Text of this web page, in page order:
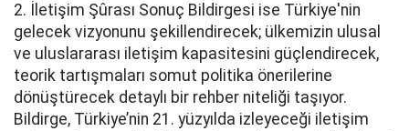
2. İletişim Şûrası Sonuç Bildirgesi ise Türkiye'nin
gelecek vizyonunu şekillendirecek; ülkemizin ulusal
ve uluslararası iletişim kapasitesini güçlendirecek,
teorik tartışmaları somut politika önerilerine
dönüştürecek detaylı bir rehber niteliği taşıyor.
Bildirge, Türkiye’nin 21. yüzyılda izleyeceği iletişim